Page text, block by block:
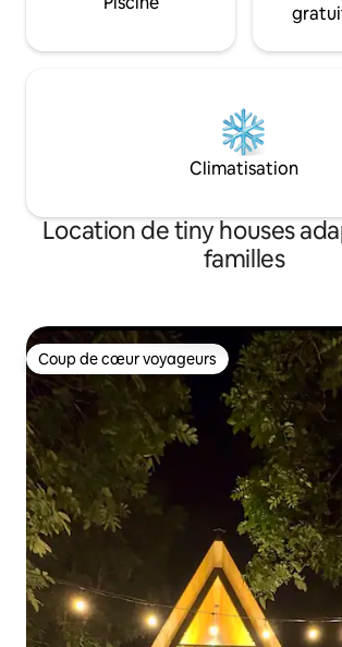
Climatisation
Location de tiny houses
familles
Coup de cœur voyageurs
Coup de cœur voyageurs